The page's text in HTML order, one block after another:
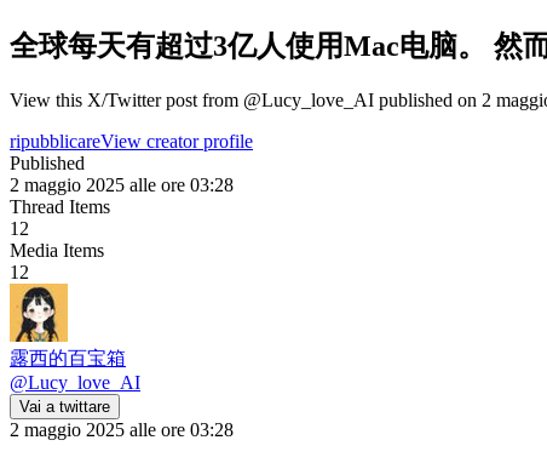
全球每天有超过3亿人使用Mac电脑。 然
View this X/Twitter post from @Lucy_love_AI published on 2
ripubblicareView creator profile
Published
2 maggio 2025 alle ore 03:28
Thread Items
12
Media Items
12
露西的百宝箱
@Lucy_love_AI
Vai a twittare
2 maggio 2025 alle ore 03:28